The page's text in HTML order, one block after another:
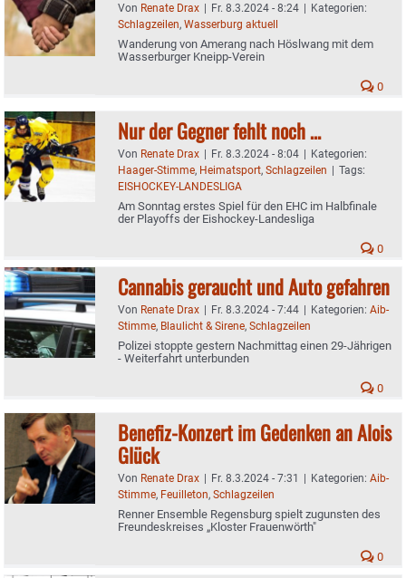
Von Renate Drax | Fr. 8.3.2024 - 8:24 | Kategorien:
Schlagzeilen, Wasserburg aktuell
Wanderung von Amerang nach Höslwang mit dem
Wasserburger Kneipp-Verein
0
Nur der Gegner fehlt noch …
Von Renate Drax | Fr. 8.3.2024 - 8:04 | Kategorien:
Haager-Stimme, Heimatsport, Schlagzeilen | Tags:
EISHOCKEY-LANDESLIGA
Am Sonntag erstes Spiel für den EHC im Halbfinale
der Playoffs der Eishockey-Landesliga
0
Cannabis geraucht und Auto gefahren
Von Renate Drax | Fr. 8.3.2024 - 7:44 | Kategorien: Aib-
Stimme, Blaulicht & Sirene, Schlagzeilen
Polizei stoppte gestern Nachmittag einen 29-Jährigen
- Weiterfahrt unterbunden
0
Benefiz-Konzert im Gedenken an Alois
Glück
Von Renate Drax | Fr. 8.3.2024 - 7:31 | Kategorien: Aib-
Stimme, Feuilleton, Schlagzeilen
Renner Ensemble Regensburg spielt zugunsten des
Freundeskreises „Kloster Frauenwörth"
0